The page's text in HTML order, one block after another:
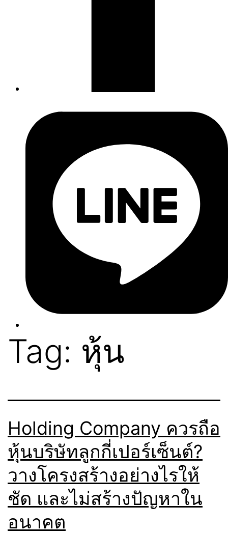
Tag: หุ้น
Holding Company ควรถือ
หุ้นบริษัทลูกกี่เปอร์เซ็นต์?
วางโครงสร้างอย่างไรให้
ชัด และไม่สร้างปัญหาใน
อนาคต